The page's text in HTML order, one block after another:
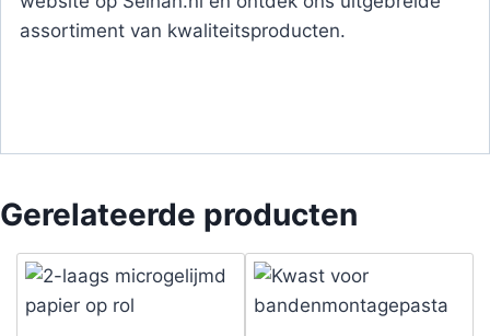
assortiment van kwaliteitsproducten.
Gerelateerde producten